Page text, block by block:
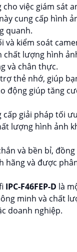
việc giám sát
cung cấp hình
quanh.
và kiểm soát
lượng hình
và chân thực.
thẻ nhớ, giúp
động giúp tăng
cấp giải pháp tối
lượng hình ảnh
và bền bỉ,
hãng và được
IPC-F46FEP-D là
minh và chất
doanh nghiệp.